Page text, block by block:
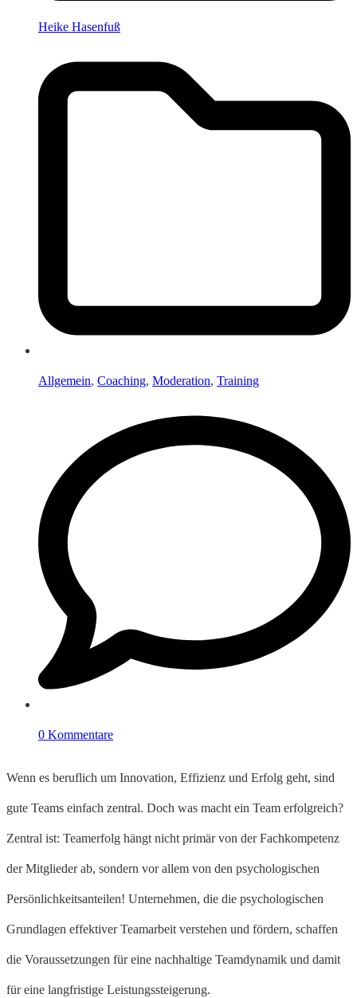
Heike Hasenfuß
Allgemein, Coaching, Moderation, Training
0 Kommentare
Wenn es beruflich um Innovation, Effizienz und Erfolg geht, sind
gute Teams einfach zentral. Doch was macht ein Team erfolgreich?
Zentral ist: Teamerfolg hängt nicht primär von der Fachkompetenz
der Mitglieder ab, sondern vor allem von den psychologischen
Persönlichkeitsanteilen! Unternehmen, die die psychologischen
Grundlagen effektiver Teamarbeit verstehen und fördern, schaffen
die Voraussetzungen für eine nachhaltige Teamdynamik und damit
für eine langfristige Leistungssteigerung.